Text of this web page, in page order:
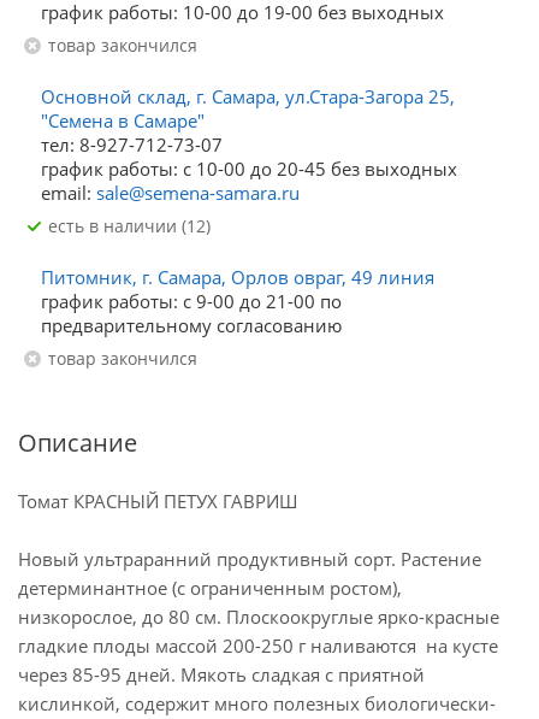
график работы: 10-00 до 19-00 без выходных
Товар закончился
Основной склад, г. Самара, ул.Стара-Загора 25,
"Семена в Самаре"
тел: 8-927-712-73-07
график работы: с 10-00 до 20-45 без выходных
email: sale@semena-samara.ru
Есть в наличии (12)
Питомник, г. Самара, Орлов овраг, 49 линия
график работы: с 9-00 до 21-00 по
предварительному согласованию
Товар закончился
Описание
Томат КРАСНЫЙ ПЕТУХ ГАВРИШ
Новый ультраранний продуктивный сорт. Растение
детерминантное (с ограниченным ростом),
низкорослое, до 80 см. Плоскоокруглые ярко-красные
гладкие плоды массой 200-250 г наливаются на кусте
через 85-95 дней. Мякоть сладкая с приятной
кислинкой, содержит много полезных биологически-